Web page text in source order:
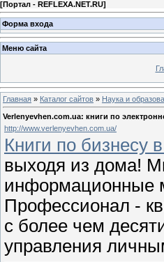
[Портал - REFLEXA.NET.RU]
Форма входа
Меню сайта
Главная » Каталог сайтов » Наука и
Verlenyevhen.com.ua: книги по
http://www.verlenyevhen.com.ua/
Книги по бизнесу
выходя из дома!
информационные
Профессионал -
с более чем
управления